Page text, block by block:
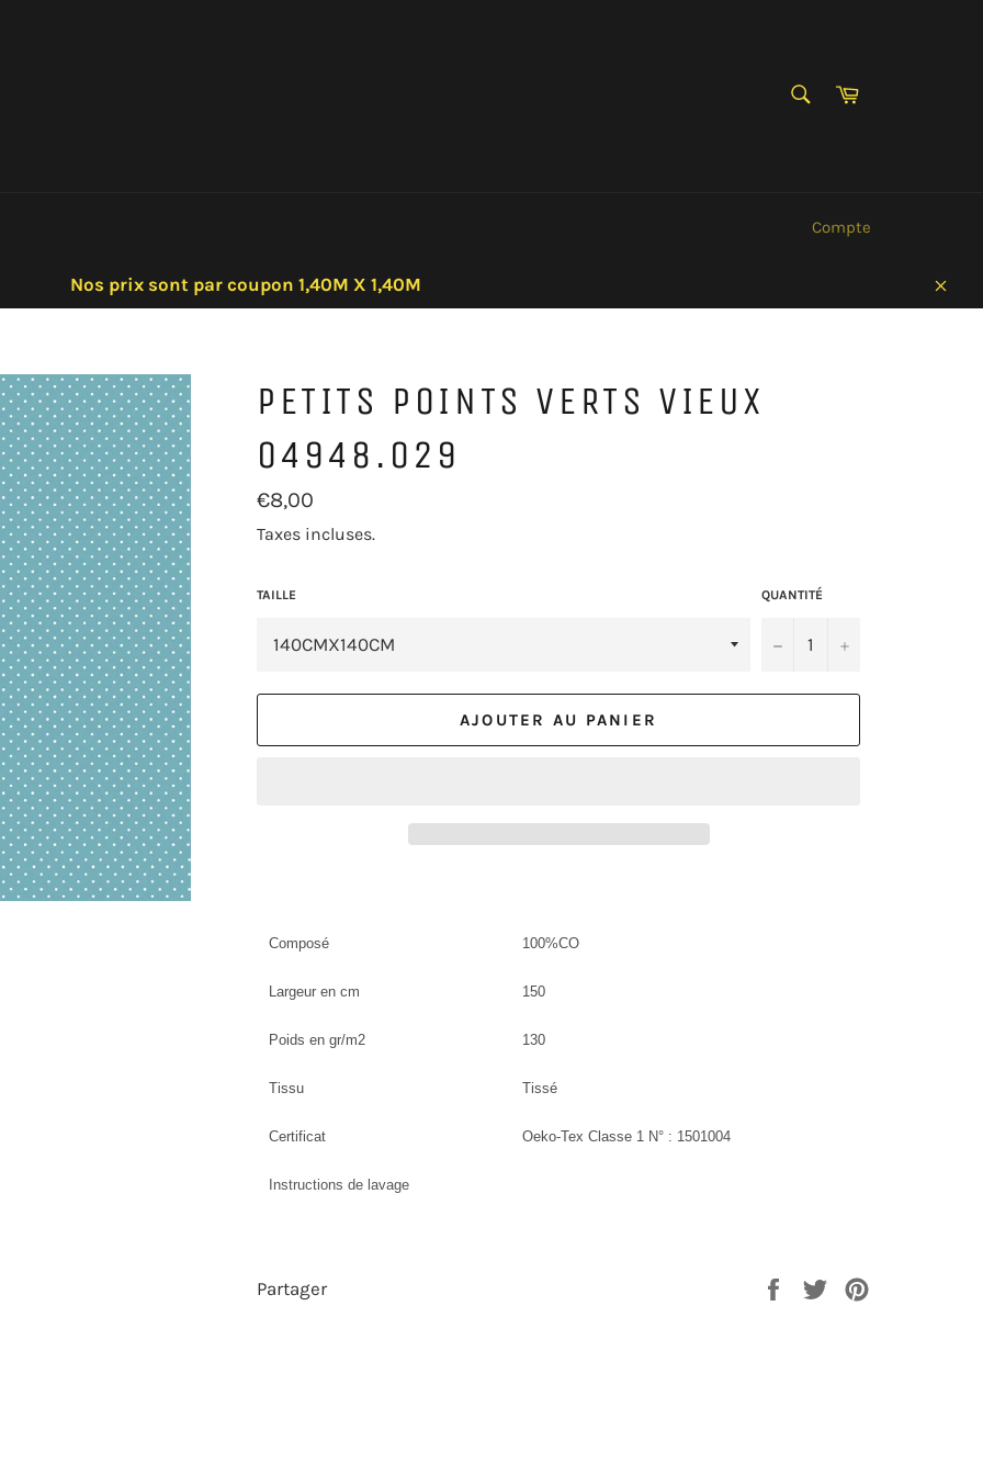
Panier
Compte
Nos prix sont par coupon 1,40M X 1,40M
Close
PETITS POINTS VERTS VIEUX
04948.029
Prix
régulier
€8,00
Taxes incluses.
TAILLE QUANTITÉ
− +
AJOUTER AU PANIER
Composé 100%CO
Largeur en cm 150
Poids en gr/m2 130
Tissu Tissé
Certificat Oeko-Tex Classe 1 N° : 1501004
Instructions de lavage
Partager
PartagerTweeter